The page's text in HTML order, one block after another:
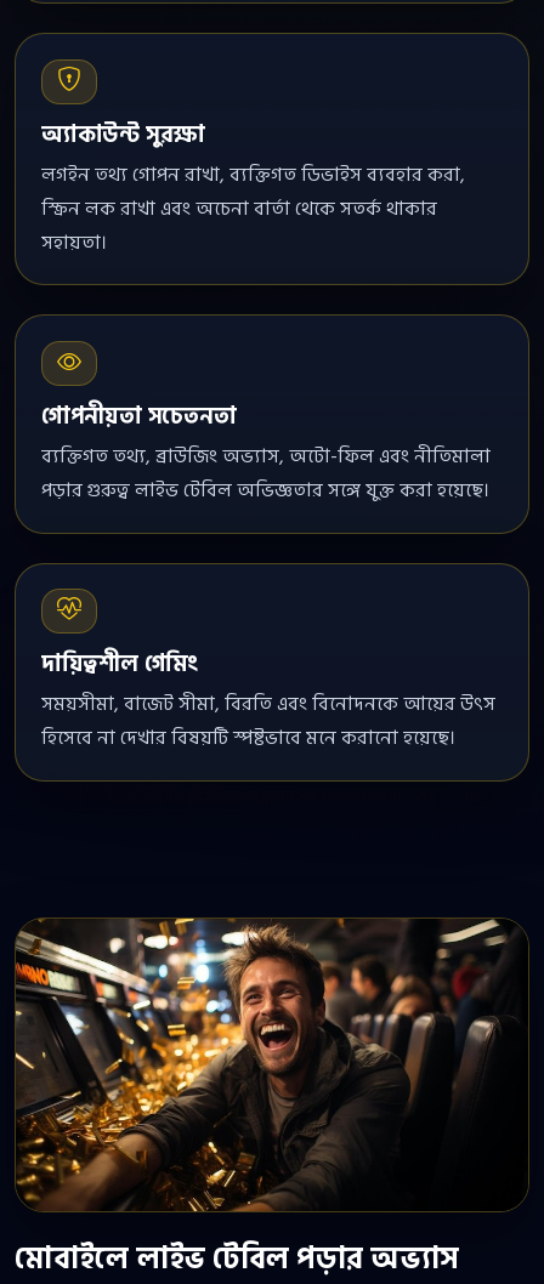
অ্যাকাউন্ট সুরক্ষা
লগইন তথ্য গোপন রাখা, ব্যক্তিগত ডিভাইস ব্যবহার করা,
স্ক্রিন লক রাখা এবং অচেনা বার্তা থেকে সতর্ক থাকার
সহায়তা।
গোপনীয়তা সচেতনতা
ব্যক্তিগত তথ্য, ব্রাউজিং অভ্যাস, অটো-ফিল এবং নীতিমালা
পড়ার গুরুত্ব লাইভ টেবিল অভিজ্ঞতার সঙ্গে যুক্ত করা হয়েছে।
দায়িত্বশীল গেমিং
সময়সীমা, বাজেট সীমা, বিরতি এবং বিনোদনকে আয়ের উৎস
হিসেবে না দেখার বিষয়টি স্পষ্টভাবে মনে করানো হয়েছে।
মোবাইলে লাইভ টেবিল পড়ার অভ্যাস